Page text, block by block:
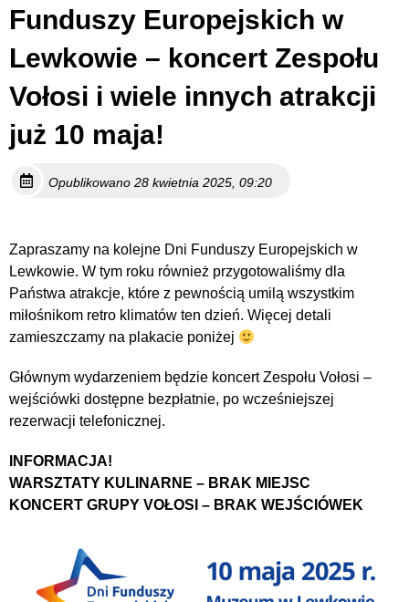
Funduszy Europejskich w
Lewkowie – koncert Zespołu
Vołosi i wiele innych atrakcji
już 10 maja!
Opublikowano 28 kwietnia 2025, 09:20
Zapraszamy na kolejne Dni Funduszy Europejskich w
Lewkowie. W tym roku również przygotowaliśmy dla
Państwa atrakcje, które z pewnością umilą wszystkim
miłośnikom retro klimatów ten dzień. Więcej detali
zamieszczamy na plakacie poniżej
Głównym wydarzeniem będzie koncert Zespołu Vołosi –
wejściówki dostępne bezpłatnie, po wcześniejszej
rezerwacji telefonicznej.
INFORMACJA!
WARSZTATY KULINARNE – BRAK MIEJSC
KONCERT GRUPY VOŁOSI – BRAK WEJŚCIÓWEK